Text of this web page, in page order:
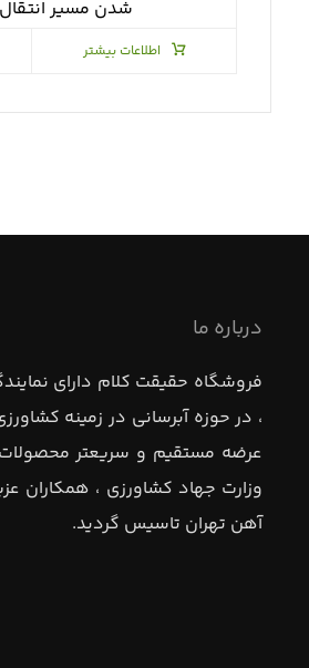
شدن مسير
اطلاعات بیشتر
درباره ما
فروشگاه حقيقت كلام داراي
، در حوزه آبرساني در زمينه
عرضه مستقيم و سريعتر محصولات
آهن تهران تاسيس گرديد.